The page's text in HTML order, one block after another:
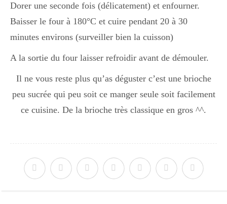
Dorer une seconde fois (délicatement) et enfourner.
Baisser le four à 180°C et cuire pendant 20 à 30
minutes environs (surveiller bien la cuisson)
A la sortie du four laisser refroidir avant de démouler.
Il ne vous reste plus qu’as déguster c’est une brioche
peu sucrée qui peu soit ce manger seule soit facilement
ce cuisine. De la brioche très classique en gros ^^.